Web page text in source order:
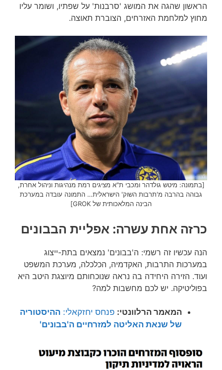
הראשון שהגה את המושג 'סרבנות' על שפתיו, ושומר עליו
מחוץ למלחמת האזרחים, הצוברת תאוצה.
[בתמונה: מיטש גולדהר ומכבי ת"א מציגים רמת מנהיגות וניהול אחרת,
גבוהה בהרבה מ'תרבות השוק' הישראלית… התמונה עובדה במערכת
הבינה המלאכותית של GROK]
כרזה אחת עשרה: אפליית הבבונים
הנה עכשיו זה רשמי: ה'בבונים' נמצאים בתת-ייצוג
במערכות התרבות, האקדמיה, הכלכלה, מערכת המשפט
ועוד. הזירה היחידה בה נראה שנוכחותם מיוצגת היטב היא
בפוליטיקה. יש לכם מחשבות למה?
המאמר הרלוונטי: פנחס יחזקאלי: ההיסטוריה
של שנאת האליטה למזרחיים ה'בבונים'